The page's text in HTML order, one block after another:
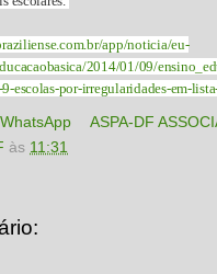
app/noticia/eu-
2014/01/09/
escolas-por-irregularidades-em-
ASPA-DF
às 11:31